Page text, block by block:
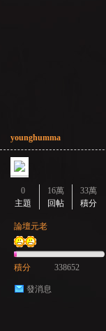
younghumma
0
主題
16萬
回帖
33萬
積分
論壇元老
積分 338652
發消息